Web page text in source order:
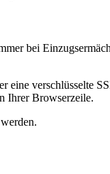
bei
verschlüsselte
Ihrer Browserzeile.